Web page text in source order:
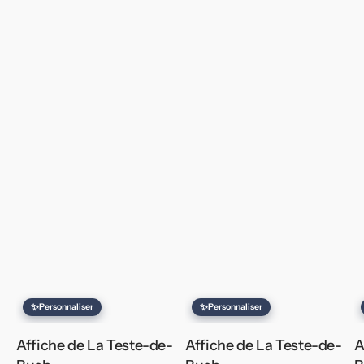
✨Personnaliser
Affiche de La Teste-de-
✨Personnaliser
Affiche de La Teste-de-